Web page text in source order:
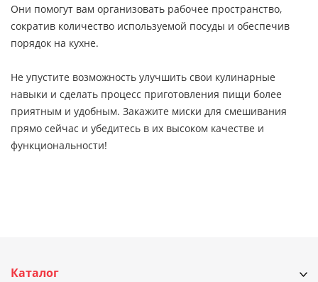
Они помогут вам организовать рабочее пространство,
сократив количество используемой посуды и обеспечив
порядок на кухне.
Не упустите возможность улучшить свои кулинарные
навыки и сделать процесс приготовления пищи более
приятным и удобным. Закажите миски для смешивания
прямо сейчас и убедитесь в их высоком качестве и
функциональности!
Каталог